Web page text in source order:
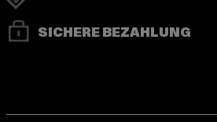
SICHERE BEZAHLUNG